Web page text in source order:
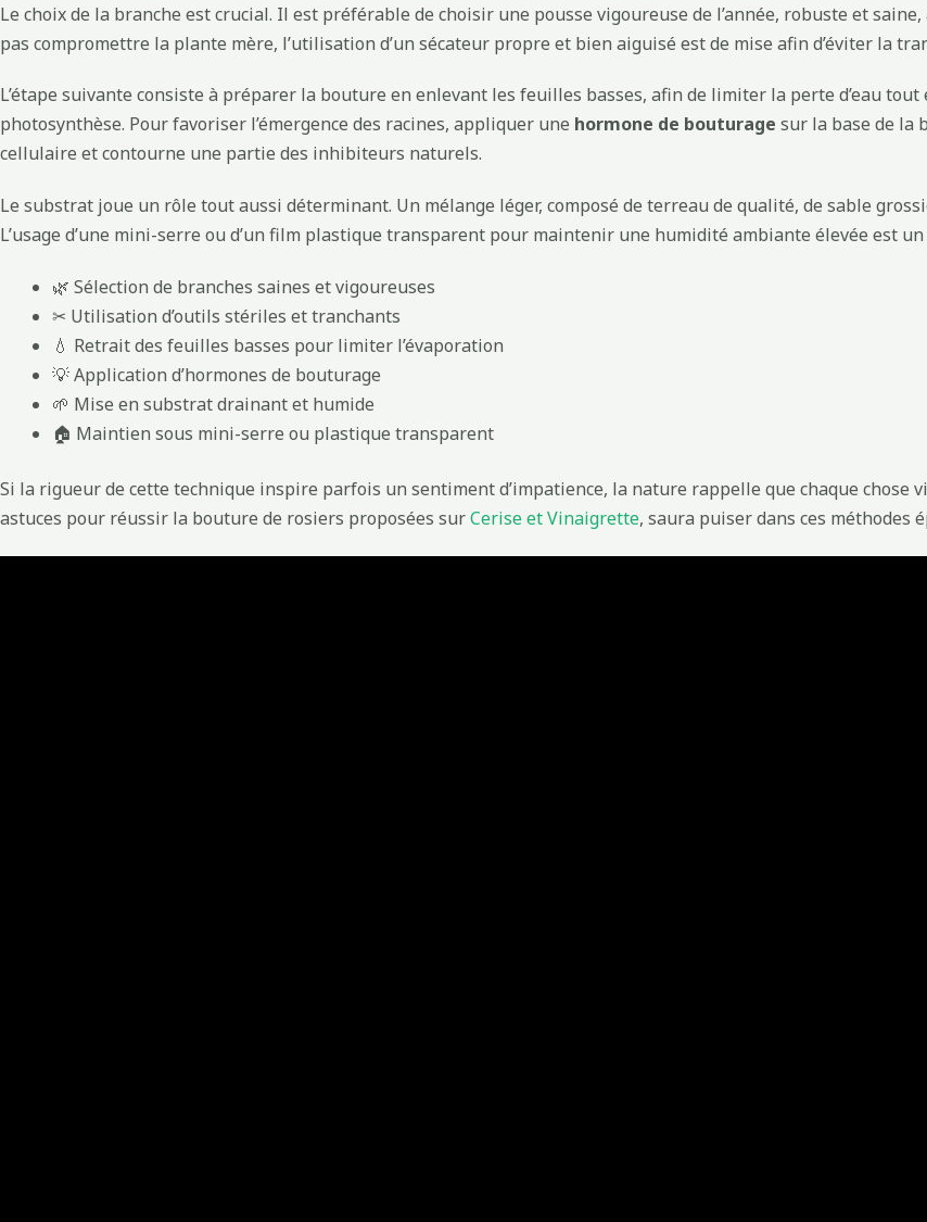
Le choix de la branche est crucial. Il est préférable de choisir une pousse vigoureuse de l’année, robuste et
pas compromettre la plante mère, l’utilisation d’un sécateur propre et bien aiguisé est de mise afin d’éviter la
L’étape suivante consiste à préparer la bouture en enlevant les feuilles basses, afin de limiter la perte d’eau
photosynthèse. Pour favoriser l’émergence des racines, appliquer une hormone de bouturage sur la base de la
cellulaire et contourne une partie des inhibiteurs naturels.
Le substrat joue un rôle tout aussi déterminant. Un mélange léger, composé de terreau de qualité, de sable
L’usage d’une mini-serre ou d’un film plastique transparent pour maintenir une humidité ambiante élevée est
🌿 Sélection de branches saines et vigoureuses
✂ Utilisation d’outils stériles et tranchants
💧 Retrait des feuilles basses pour limiter l’évaporation
💡 Application d’hormones de bouturage
🌱 Mise en substrat drainant et humide
🏠 Maintien sous mini-serre ou plastique transparent
Si la rigueur de cette technique inspire parfois un sentiment d’impatience, la nature rappelle que chaque chose
astuces pour réussir la bouture de rosiers proposées surCerise et Vinaigrette, saura puiser dans ces méthodes